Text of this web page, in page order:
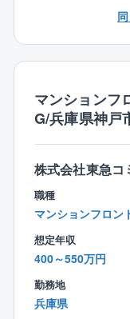
■野村不動産グル
東証プライム市
を完備。頑張り
手厚い住宅手当（
す。
■このポジション
・毎年多くの新
新築マンション
チャンスも多く
で顧客満足度を
・営業ノルマ一切
■働き方：
1人当たりの担当
・残業は月平均
・19時になると
ワークライフバ
きます。
住友不動産クオ
PCは19時にシ
スを仕組みで解
残業抑制を徹底
ん。
また、自社ホテ
産形成支援など
モノの安心が手に
■業務概要
同社が管理する分
■具体的には
マンションフ
G/兵庫県神戸
株式会社東急
職種
マンションフロン
想定年収
400～550万円
勤務地
兵庫県